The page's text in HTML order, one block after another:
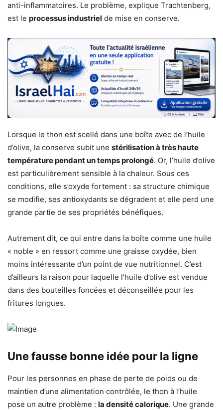
anti-inflammatoires. Le problème, explique Trachtenberg,
est le processus industriel de mise en conserve.
Lorsque le thon est scellé dans une boîte avec de l’huile
d’olive, la conserve subit une stérilisation à très haute
température pendant un temps prolongé. Or, l’huile d’olive
est particulièrement sensible à la chaleur. Sous ces
conditions, elle s’oxyde fortement : sa structure chimique
se modifie, ses antioxydants se dégradent et elle perd une
grande partie de ses propriétés bénéfiques.
Autrement dit, ce qui entre dans la boîte comme une huile
« noble » en ressort comme une graisse oxydée, bien
moins intéressante d’un point de vue nutritionnel. C’est
d’ailleurs la raison pour laquelle l’huile d’olive est vendue
dans des bouteilles foncées et déconseillée pour les
fritures longues.
Une fausse bonne idée pour la ligne
Pour les personnes en phase de perte de poids ou de
maintien d’une alimentation contrôlée, le thon à l’huile
pose un autre problème : la densité calorique. Une grande